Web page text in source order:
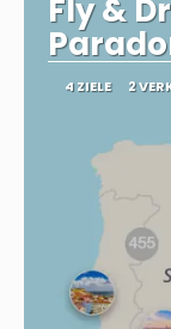
Fly &
4 ZIELE 2